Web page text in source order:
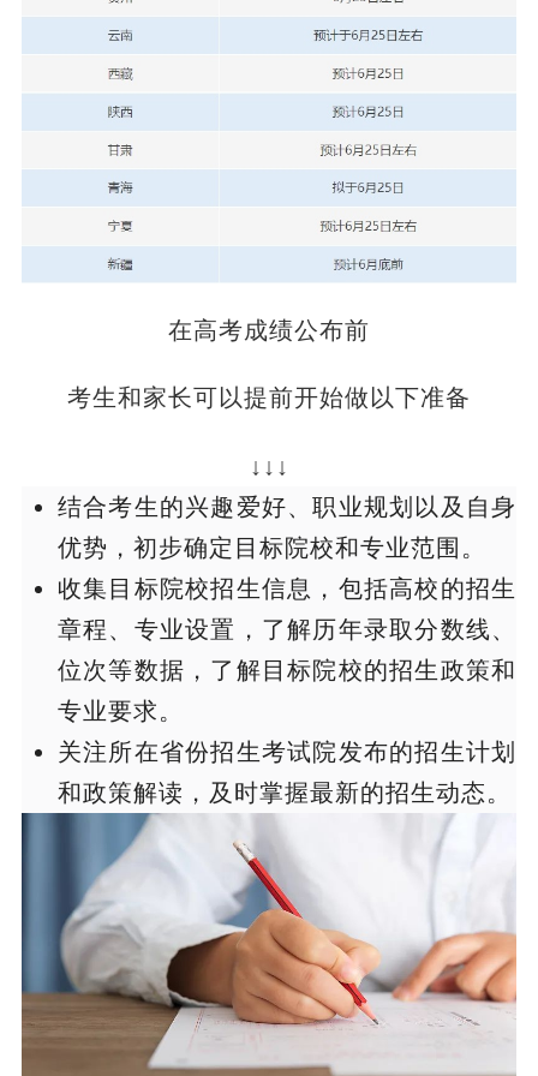
在高考成绩公布前
考生和家长可以提前开始做以下准备
↓↓↓
结合考生的兴趣爱好、职业规划以及自身
优势，初步确定目标院校和专业范围。
收集目标院校招生信息，包括高校的招生
章程、专业设置，了解历年录取分数线、
位次等数据，了解目标院校的招生政策和
专业要求。
关注所在省份招生考试院发布的招生计划
和政策解读，及时掌握最新的招生动态。